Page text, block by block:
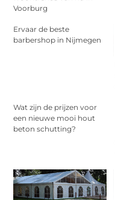
Voorburg
Ervaar de beste
barbershop in Nijmegen
Wat zijn de prijzen voor
een nieuwe mooi hout
beton schutting?